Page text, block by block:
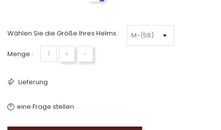
Wählen Sie die Größe Ihres Helms :
Menge : + −
Lieferung
eine Frage stellen